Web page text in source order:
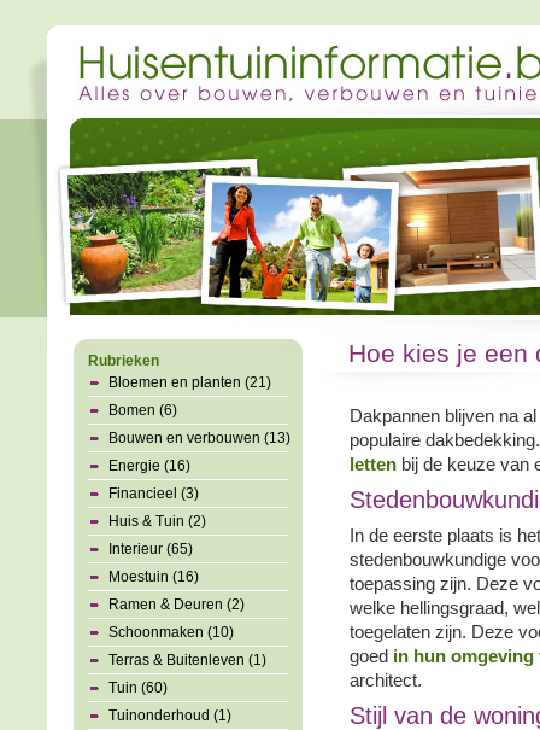
Rubrieken
Bloemen en planten (21)
Bomen (6)
Bouwen en verbouwen (13)
Energie (16)
Financieel (3)
Huis & Tuin (2)
Interieur (65)
Moestuin (16)
Ramen & Deuren (2)
Schoonmaken (10)
Terras & Buitenleven (1)
Tuin (60)
Tuinonderhoud (1)
Hoe kies je een
Dakpannen blijven na
populaire
lettenbij de keuze van
In de eerste plaats is
stedenbouwkundige
toepassing zijn. Deze
welke hellingsgraad,
toegelaten zijn. Deze
goed in hun omgeving
architect.
Stijl van de